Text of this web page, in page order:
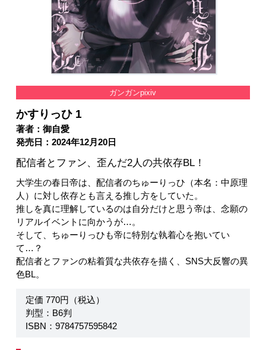
ガンガンpixiv
かすりっひ 1
著者：御自愛
発売日：2024年12月20日
配信者とファン、歪んだ2人の共依存BL！
大学生の春日帝は、配信者のちゅーりっひ（本名：中原理
人）に対し依存とも言える推し方をしていた。
推しを真に理解しているのは自分だけと思う帝は、念願の
リアルイベントに向かうが…。
そして、ちゅーりっひも帝に特別な執着心を抱いてい
て…？
配信者とファンの粘着質な共依存を描く、SNS大反響の異
色BL。
定価 770円（税込）
判型：B6判
ISBN：9784757595842